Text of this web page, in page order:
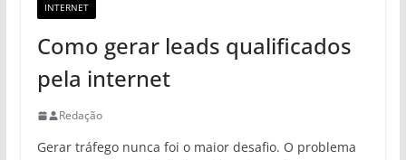
INTERNET
Como gerar leads qualificados
pela internet
Redação
Gerar tráfego nunca foi o maior desafio. O problema